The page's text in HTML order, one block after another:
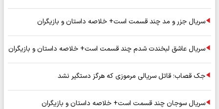
سریال جزر و مد چند قسمت است+ خلاصه داستان و بازیگران
سریال عاشق لبخندت شدم چند قسمت است+ خلاصه داستان و بازیگران
جک قصاب؛ قاتل سریالی مرموزی که هرگز دستگیر نشد
سریال سوجان چند قسمت است+ خلاصه داستان و بازیگران